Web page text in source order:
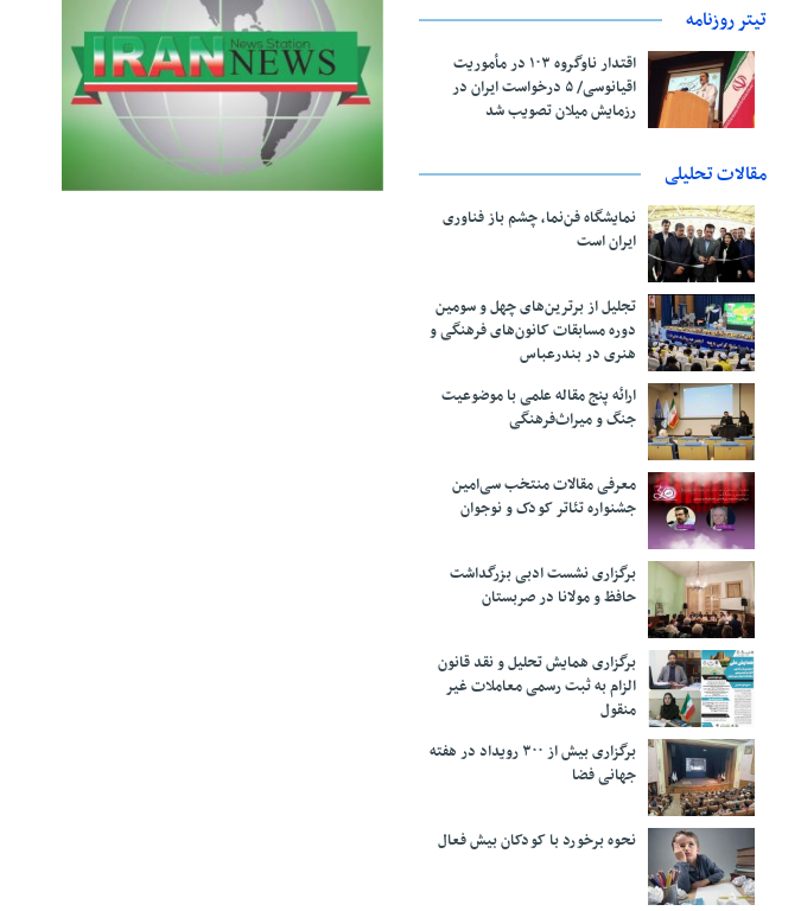
تیتر روزنامه
اقتدار ناوگروه ۱۰۳ در مأموریت‌
اقیانوسی/ ۵ درخواست ایران در
رزمایش میلان تصویب شد
مقالات تحلیلی
نمایشگاه فن‌نما، چشم باز فناوری
ایران است
تجلیل از بر‌ترین‌های چهل و سومین
دوره مسابقات کانون‌های فرهنگی و
هنری در بندرعباس
ارائه پنج مقاله علمی با موضوعیت
جنگ و میراث‌فرهنگی
معرفی مقالات منتخب سی‌امین
جشنواره تئاتر کودک و نوجوان
برگزاری نشست ادبی بزرگداشت
حافظ و مولانا در صربستان
برگزاری همایش تحلیل و نقد قانون
الزام به ثبت رسمی معاملات غیر
منقول
برگزاری بیش از ۳۰۰ رویداد در هفته
جهانی فضا
نحوه برخورد با کودکان بیش فعال